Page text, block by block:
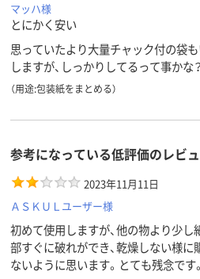
マッハ様
とにかく安い
思っていたより大量チャック付の袋
しますが、しっかりしてるって事かな？
（用途:包装紙をまとめる）
参考になっている低評価のレビ
2023年11月11日
ＡＳＫＵＬユーザー様
初めて使用しますが、他の物より少し
部すぐに破れができ、乾燥しない様
ないように思います。とても残念です。